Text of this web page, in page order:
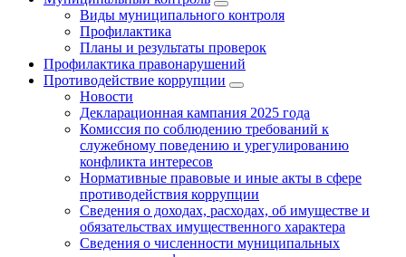
Виды муниципального контроля
Профилактика
Планы и результаты проверок
Профилактика правонарушений
Противодействие коррупции
Новости
Декларационная кампания 2025 года
Комиссия по соблюдению требований к
служебному поведению и урегулированию
конфликта интересов
Нормативные правовые и иные акты в сфере
противодействия коррупции
Сведения о доходах, расходах, об имуществе и
обязательствах имущественного характера
Сведения о численности муниципальных